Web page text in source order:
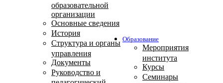
образовательной
организации
Основные сведения
История
Структура и органы
управления
Документы
Руководство и
Образование
Мероприятия
института
Курсы
Семинары